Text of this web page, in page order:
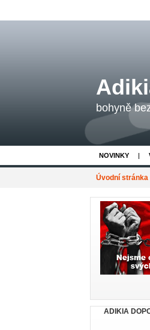
bohyně
NOVINKY
Úvodní stránka
ADIKIA